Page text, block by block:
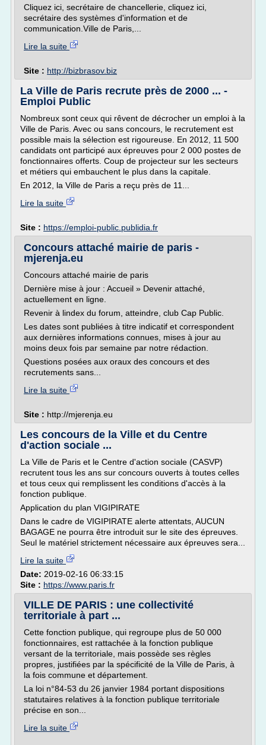
Cliquez ici, secrétaire de chancellerie, cliquez ici,
secrétaire des systèmes d'information et de
communication.Ville de Paris,...
Lire la suite
Site : http://bizbrasov.biz
La Ville de Paris recrute près de 2000 ... -
Emploi Public
Nombreux sont ceux qui rêvent de décrocher un emploi à la
Ville de Paris. Avec ou sans concours, le recrutement est
possible mais la sélection est rigoureuse. En 2012, 11 500
candidats ont participé aux épreuves pour 2 000 postes de
fonctionnaires offerts. Coup de projecteur sur les secteurs
et métiers qui embauchent le plus dans la capitale.
En 2012, la Ville de Paris a reçu près de 11...
Lire la suite
Site : https://emploi-public.publidia.fr
Concours attaché mairie de paris -
mjerenja.eu
Concours attaché mairie de paris
Dernière mise à jour : Accueil » Devenir attaché,
actuellement en ligne.
Revenir à lindex du forum, atteindre, club Cap Public.
Les dates sont publiées à titre indicatif et correspondent
aux dernières informations connues, mises à jour au
moins deux fois par semaine par notre rédaction.
Questions posées aux oraux des concours et des
recrutements sans...
Lire la suite
Site : http://mjerenja.eu
Les concours de la Ville et du Centre
d'action sociale ...
La Ville de Paris et le Centre d'action sociale (CASVP)
recrutent tous les ans sur concours ouverts à toutes celles
et tous ceux qui remplissent les conditions d'accès à la
fonction publique.
Application du plan VIGIPIRATE
Dans le cadre de VIGIPIRATE alerte attentats, AUCUN
BAGAGE ne pourra être introduit sur le site des épreuves.
Seul le matériel strictement nécessaire aux épreuves sera...
Lire la suite
Date: 2019-02-16 06:33:15
Site : https://www.paris.fr
VILLE DE PARIS : une collectivité
territoriale à part ...
Cette fonction publique, qui regroupe plus de 50 000
fonctionnaires, est rattachée à la fonction publique
versant de la territoriale, mais possède ses règles
propres, justifiées par la spécificité de la Ville de Paris, à
la fois commune et département.
La loi n°84-53 du 26 janvier 1984 portant dispositions
statutaires relatives à la fonction publique territoriale
précise en son...
Lire la suite